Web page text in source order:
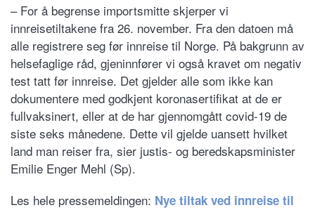
– For å begrense importsmitte skjerper vi
innreisetiltakene fra 26. november. Fra den datoen må
alle registrere seg før innreise til Norge. På bakgrunn av
helsefaglige råd, gjeninnfører vi også kravet om negativ
test tatt før innreise. Det gjelder alle som ikke kan
dokumentere med godkjent koronasertifikat at de er
fullvaksinert, eller at de har gjennomgått covid-19 de
siste seks månedene. Dette vil gjelde uansett hvilket
land man reiser fra, sier justis- og beredskapsminister
Emilie Enger Mehl (Sp).
Les hele pressemeldingen: Nye tiltak ved innreise til